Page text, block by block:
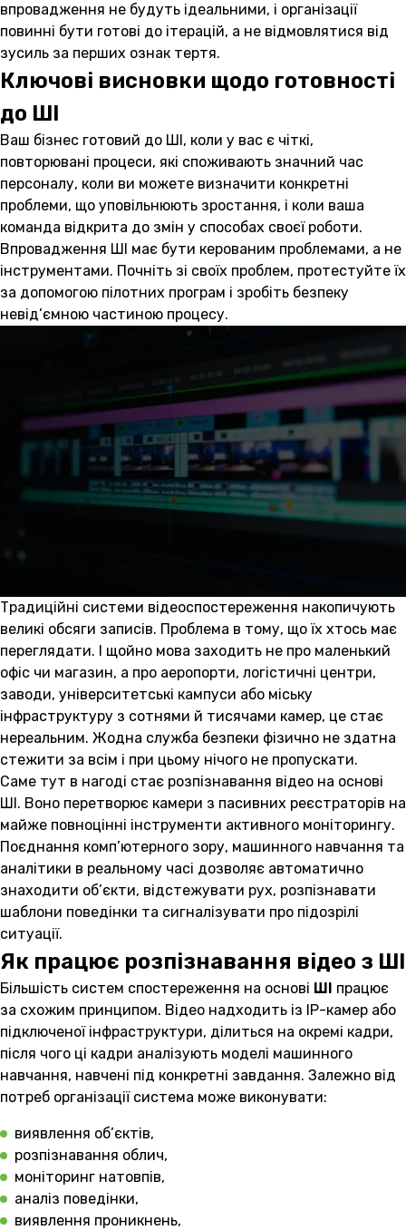
впровадження не будуть ідеальними, і організації
повинні бути готові до ітерацій, а не відмовлятися від
зусиль за перших ознак тертя.
Ключові висновки щодо готовності
до ШІ
Ваш бізнес готовий до ШІ, коли у вас є чіткі,
повторювані процеси, які споживають значний час
персоналу, коли ви можете визначити конкретні
проблеми, що уповільнюють зростання, і коли ваша
команда відкрита до змін у способах своєї роботи.
Впровадження ШІ має бути керованим проблемами, а не
інструментами. Почніть зі своїх проблем, протестуйте їх
за допомогою пілотних програм і зробіть безпеку
невід’ємною частиною процесу.
Традиційні системи відеоспостереження накопичують
великі обсяги записів. Проблема в тому, що їх хтось має
переглядати. І щойно мова заходить не про маленький
офіс чи магазин, а про аеропорти, логістичні центри,
заводи, університетські кампуси або міську
інфраструктуру з сотнями й тисячами камер, це стає
нереальним. Жодна служба безпеки фізично не здатна
стежити за всім і при цьому нічого не пропускати.
Саме тут в нагоді стає розпізнавання відео на основі
ШІ. Воно перетворює камери з пасивних реєстраторів на
майже повноцінні інструменти активного моніторингу.
Поєднання комп’ютерного зору, машинного навчання та
аналітики в реальному часі дозволяє автоматично
знаходити об’єкти, відстежувати рух, розпізнавати
шаблони поведінки та сигналізувати про підозрілі
ситуації.
Як працює розпізнавання відео з ШІ
Більшість систем спостереження на основі ШІ працює
за схожим принципом. Відео надходить із IP-камер або
підключеної інфраструктури, ділиться на окремі кадри,
після чого ці кадри аналізують моделі машинного
навчання, навчені під конкретні завдання. Залежно від
потреб організації система може виконувати:
виявлення об’єктів,
розпізнавання облич,
моніторинг натовпів,
аналіз поведінки,
виявлення проникнень,